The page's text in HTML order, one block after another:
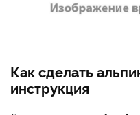
Как сделать
инструкция